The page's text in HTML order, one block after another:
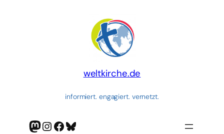
weltkirche.de
informiert. engagiert. vernetzt.
Mastodon
Instagram
Facebook
Bluesky